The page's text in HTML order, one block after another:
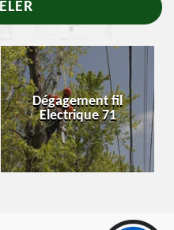
Dégagement fil
Electrique 71